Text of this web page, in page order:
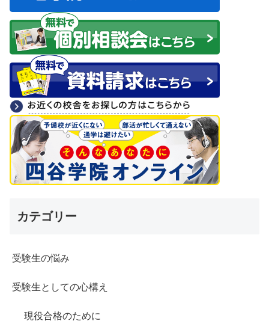
カテゴリー
受験生の悩み
受験生としての心構え
現役合格のために